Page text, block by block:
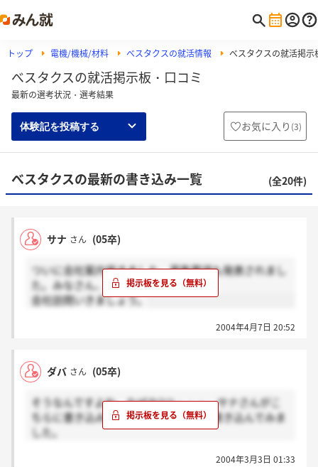
トップ 電機/機械/材料 べスタクスの就活情報 べスタクスの就活掲示
べスタクスの就活掲示板・口コミ
最新の選考状況・選考結果
体験記を投稿する お気に入り (3)
べスタクスの最新の書き込み一覧 (全20件)
サナ さん (05卒)
ついに会社案内届きました。募集要項も発表されまし
た。みなさん、
会社訪問いきましょう。
2004年4月7日 20:52
ダバ さん (05卒)
そうなんですよね。なぜか2つ・・・。サナさんがこ
ちらに書き込みしていたのでこちらに書き込んでみま
した。
2004年3月3日 01:33